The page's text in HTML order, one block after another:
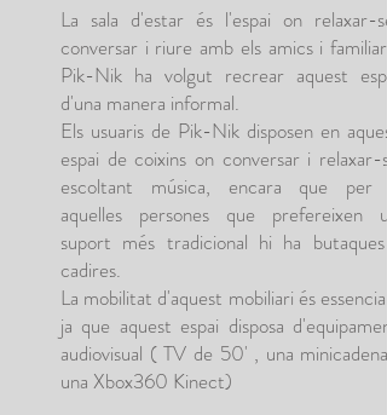
La sala d'estar és l'espai on relaxar-se,
conversar i riure amb els amics i familiars.
Pik-Nik ha volgut recrear aquest espai
d'una manera informal.
Els usuaris de Pik-Nik disposen en aquest
espai de coixins on conversar i relaxar-se
escoltant música, encara que per a
aquelles persones que prefereixen un
suport més tradicional hi ha butaques i
cadires.
La mobilitat d'aquest mobiliari és essencial ,
ja que aquest espai disposa d'equipament
audiovisual ( TV de 50' , una minicadena i
una Xbox360 Kinect)